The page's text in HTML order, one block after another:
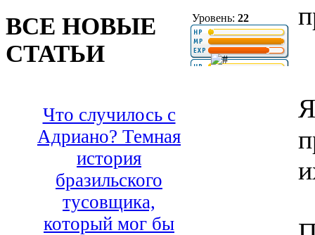
ВСЕ НОВЫЕ
СТАТЬИ
Что случилось с
Адриано? Темная
история
бразильского
тусовщика,
который мог бы
Уровень: 22